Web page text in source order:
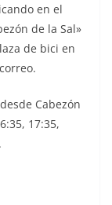
en el
de la Sal»
de bici en
Cabezón
17:35,